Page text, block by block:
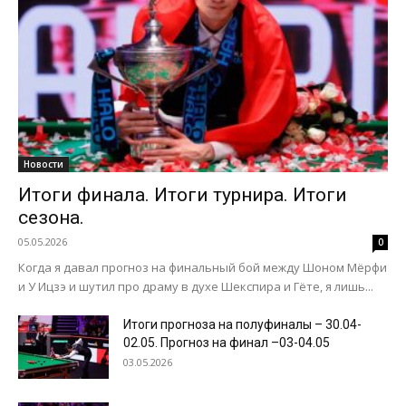
Новости
Итоги финала. Итоги турнира. Итоги
сезона.
05.05.2026 0
Когда я давал прогноз на финальный бой между Шоном Мёрфи
и У Ицзэ и шутил про драму в духе Шекспира и Гёте, я лишь...
Итоги прогноза на полуфиналы – 30.04-
02.05. Прогноз на финал –03-04.05
03.05.2026